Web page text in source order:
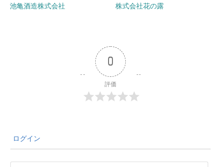
池亀酒造株式会社 株式会社花の露
0
評価
ログイン